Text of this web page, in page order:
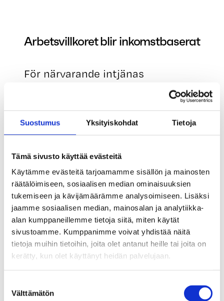
Suostumus Yksityiskohdat Tietoja
Tämä sivusto käyttää evästeitä
Käytämme evästeitä tarjoamamme sisällön ja mainosten
räätälöimiseen, sosiaalisen median ominaisuuksien
tukemiseen ja kävijämäärämme analysoimiseen. Lisäksi
jaamme sosiaalisen median, mainosalan ja analytiikka-
alan kumppaneillemme tietoja siitä, miten käytät
sivustoamme. Kumppanimme voivat yhdistää näitä
tietoja muihin tietoihin, joita olet antanut heille tai joita on
kerätty, kun olet käyttänyt heidän palvelujaan.
valinta
Välttämätön
Arbetsvillkoret blir inkomstbaserat
För närvarande intjänas
arbetsvillkoret enligt arbetstid, i
kalenderveckor. Huvudregeln är att
minst 18 timmars arbete under en
kalendervecka tjänar in
arbetsvillkoret.
Enligt regeringens proposition ska
arbetsvillkoret i fortsättningen
intjänas på basis av den lön som
betalats ut under en
kalendermånad. Minimilönen
brutto för intjänande av
arbetsvillkoret är 930 euro i